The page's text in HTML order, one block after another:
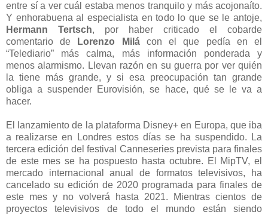
entre sí a ver cuál estaba menos tranquilo y más acojonaíto.
Y enhorabuena al especialista en todo lo que se le antoje,
Hermann Tertsch, por haber criticado el cobarde
comentario de
Lorenzo Milá con el que pedía en el
“Telediario” más calma, más información ponderada y
menos alarmismo. Llevan razón en su guerra por ver quién
la tiene más grande, y si esa preocupación tan grande
obliga a suspender Eurovisión, se hace, qué se le va a
hacer.
El lanzamiento de la plataforma Disney+ en Europa, que iba
a realizarse en Londres estos días se ha suspendido. La
tercera edición del festival Canneseries prevista para finales
de este mes se ha pospuesto hasta octubre. El MipTV, el
mercado internacional anual de formatos televisivos, ha
cancelado su edición de 2020 programada para finales de
este mes y no volverá hasta 2021. Mientras cientos de
proyectos televisivos de todo el mundo están siendo